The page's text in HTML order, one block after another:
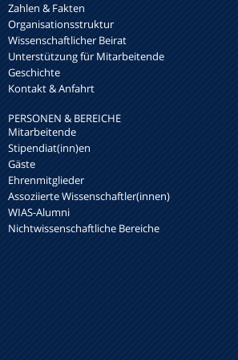
Zahlen & Fakten
Organisationsstruktur
Wissenschaftlicher Beirat
Unterstützung für Mitarbeitende
Geschichte
Kontakt & Anfahrt
PERSONEN & BEREICHE
Mitarbeitende
Stipendiat(inn)en
Gäste
Ehrenmitglieder
Assoziierte Wissenschaftler(innen)
WIAS-Alumni
Nichtwissenschaftliche Bereiche